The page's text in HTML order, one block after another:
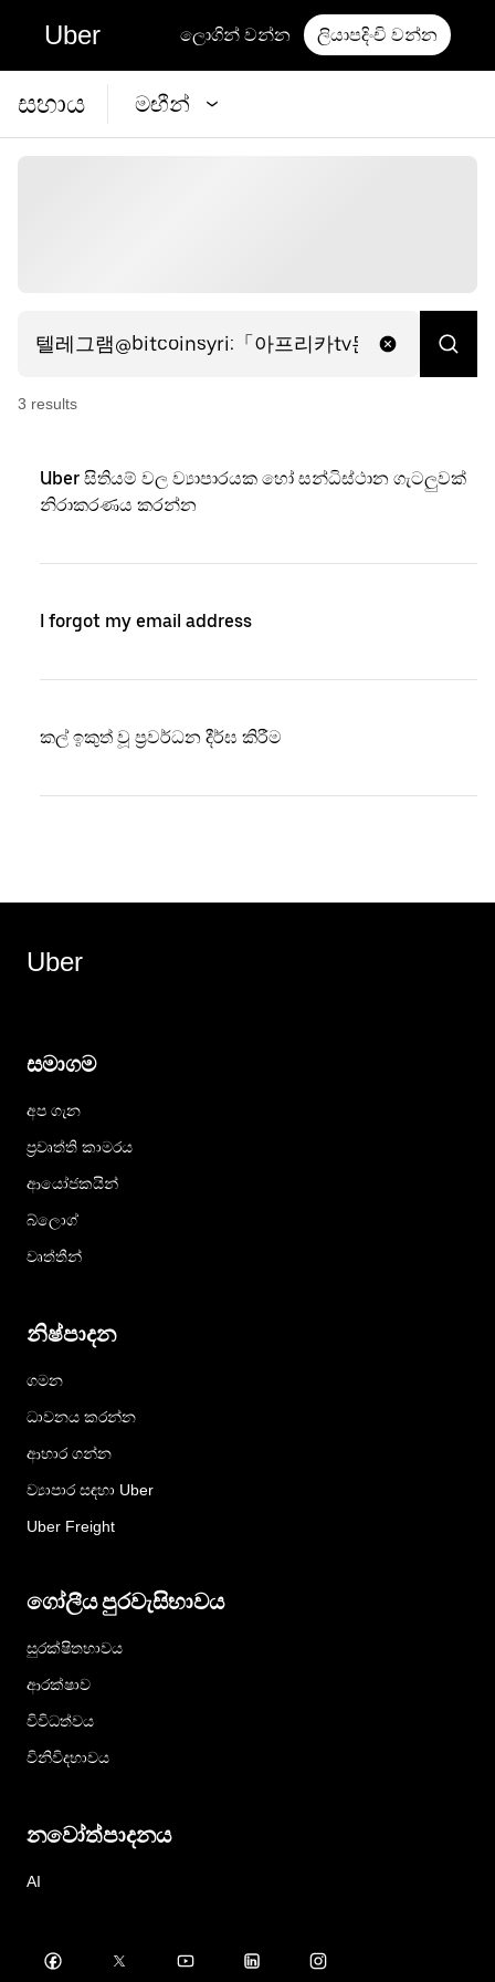
Uber ලොගින් වන්න ලියාපදිංචි වන්න
සහාය මඟීන්
3 results
Uber සිතියම් වල ව්‍යාපාරයක හෝ සන්ධිස්ථාන ගැටලුවක්
නිරාකරණය කරන්න
I forgot my email address
කල් ඉකුත් වූ ප්‍රවර්ධන දීර්ඝ කිරීම
Uber
සමාගම
අප ගැන
ප්‍රවෘත්ති කාමරය
ආයෝජකයින්
බ්ලොග්
වෘත්තීන්
නිෂ්පාදන
ගමන
ධාවනය කරන්න
ආහාර ගන්න
ව්‍යාපාර සඳහා Uber
Uber Freight
ගෝලීය පුරවැසිභාවය
සුරක්ෂිතභාවය
ආරක්ෂාව
විවිධත්වය
විනිවිදභාවය
නවෝත්පාදනය
AI